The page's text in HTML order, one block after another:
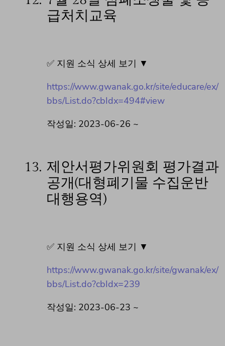
급처치교육
✅ 지원 소식 상세 보기 ▼
https://www.gwanak.go.kr/site/educare/ex/
bbs/List.do?cbIdx=494#view
작성일: 2023-06-26 ~
13. 제안서평가위원회 평가결과
공개(대형폐기물 수집운반
대행용역)
✅ 지원 소식 상세 보기 ▼
https://www.gwanak.go.kr/site/gwanak/ex/
bbs/List.do?cbIdx=239
작성일: 2023-06-23 ~